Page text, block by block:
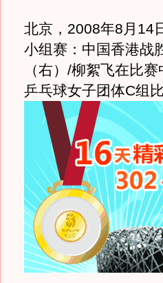
北京，2008年8月
小组赛：中国香港战
（右）/柳絮飞在比
乒乓球女子团体C组